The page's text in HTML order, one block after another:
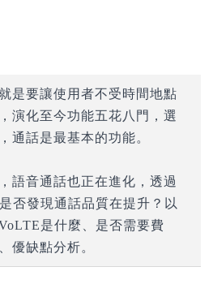
是要讓使用者不受時間地點
演化至今功能五花八門，選
通話是最基本的功能。
語音通話也正在進化，透過
否發現通話品質在提升？以
是什麼、是否需要費
優缺點分析。